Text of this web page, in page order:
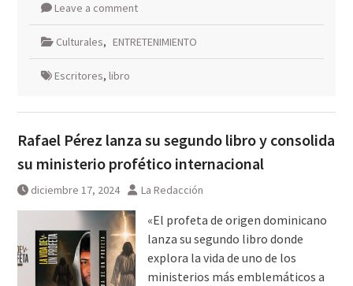
Leave a comment
Culturales, ENTRETENIMIENTO
Escritores, libro
Rafael Pérez lanza su segundo libro y consolida
su ministerio profético internacional
diciembre 17, 2024 La Redacción
«El profeta de origen dominicano
lanza su segundo libro donde
explora la vida de uno de los
ministerios más emblemáticos a